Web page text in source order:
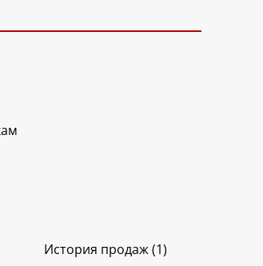
История продаж (1)